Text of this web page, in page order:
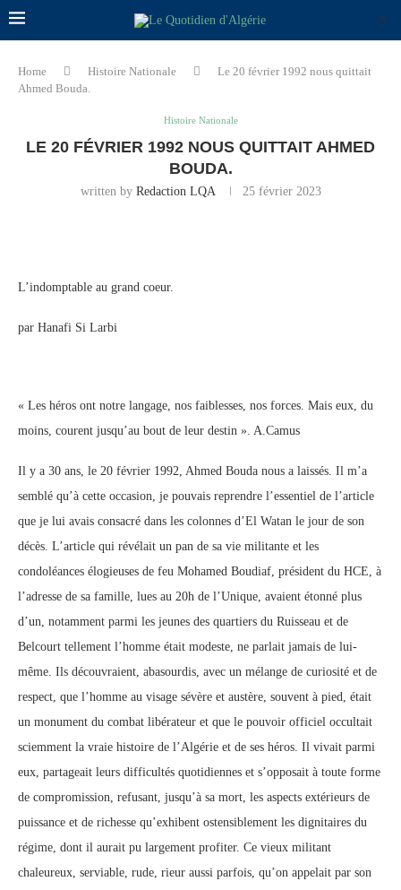
Home Histoire Nationale
Le 20 février 1992 nous quittait
Ahmed Bouda.
Histoire Nationale
LE 20 FÉVRIER 1992 NOUS QUITTAIT AHMED
BOUDA.
written by Redaction LQA 25 février 2023
L’indomptable au grand coeur.
par Hanafi Si Larbi
« Les héros ont notre langage, nos faiblesses, nos forces. Mais eux, du
moins, courent jusqu’au bout de leur destin ». A.Camus
Il y a 30 ans, le 20 février 1992, Ahmed Bouda nous a laissés. Il m’a
semblé qu’à cette occasion, je pouvais reprendre l’essentiel de l’article
que je lui avais consacré dans les colonnes d’El Watan le jour de son
décès. L’article qui révélait un pan de sa vie militante et les
condoléances élogieuses de feu Mohamed Boudiaf, président du HCE, à
l’adresse de sa famille, lues au 20h de l’Unique, avaient étonné plus
d’un, notamment parmi les jeunes des quartiers du Ruisseau et de
Belcourt tellement l’homme était modeste, ne parlait jamais de lui-
même. Ils découvraient, abasourdis, avec un mélange de curiosité et de
respect, que l’homme au visage sévère et austère, souvent à pied, était
un monument du combat libérateur et que le pouvoir officiel occultait
sciemment la vraie histoire de l’Algérie et de ses héros. Il vivait parmi
eux, partageait leurs difficultés quotidiennes et s’opposait à toute forme
de compromission, refusant, jusqu’à sa mort, les aspects extérieurs de
puissance et de richesse qu’exhibent ostensiblement les dignitaires du
régime, dont il aurait pu largement profiter. Ce vieux militant
chaleureux, serviable, rude, rieur aussi parfois, qu’on appelait par son